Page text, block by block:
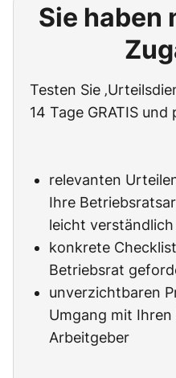
Sie haben
Testen Sie
14 Tage GRATIS
relevanten
Ihre
leicht
konkrete
Betriebsrat
unverzichtbaren
Umgang mit Ihren
Arbeitgeber